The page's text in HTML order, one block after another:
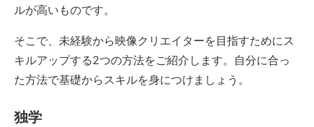
ルが高いものです。
そこで、未経験から映像クリエイターを目指すためにス
キルアップする2つの方法をご紹介します。自分に合っ
た方法で基礎からスキルを身につけましょう。
独学